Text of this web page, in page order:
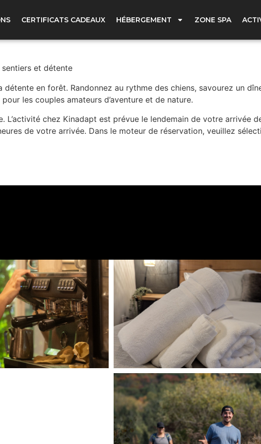
CERTIFICATS CADEAUX HÉBERGEMENT ZONE SPA
Chiens, sentiers et
et détente
en forêt. Randonnez au rythme des chiens, savourez un
les couples amateurs d’aventure et de nature.
chez Kinadapt est prévue le lendemain de votre arrivée
de votre arrivée. Dans le moteur de réservation, veuillez